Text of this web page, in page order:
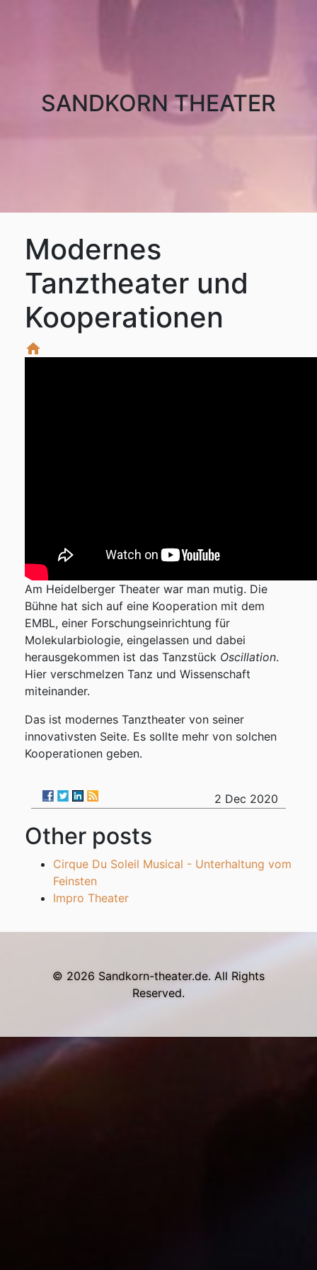
SANDKORN THEATER
Modernes
Tanztheater und
Kooperationen
home
Am Heidelberger Theater war man mutig. Die
Bühne hat sich auf eine Kooperation mit dem
EMBL, einer Forschungseinrichtung für
Molekularbiologie, eingelassen und dabei
herausgekommen ist das Tanzstück Oscillation.
Hier verschmelzen Tanz und Wissenschaft
miteinander.
Das ist modernes Tanztheater von seiner
innovativsten Seite. Es sollte mehr von solchen
Kooperationen geben.
2 Dec 2020
Other posts
Cirque Du Soleil Musical - Unterhaltung vom
Feinsten
Impro Theater
© 2026 Sandkorn-theater.de. All Rights
Reserved.